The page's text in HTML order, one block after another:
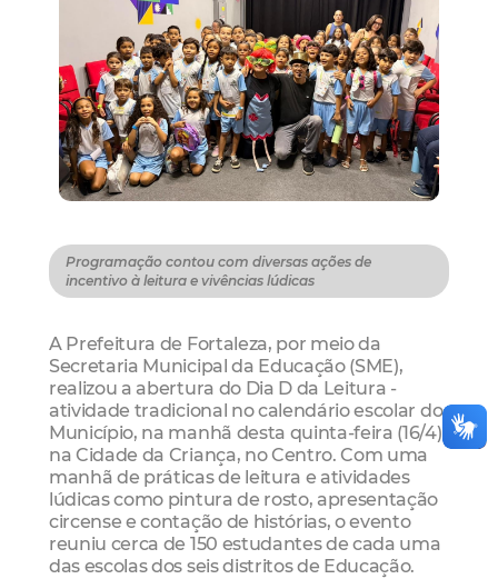
Programação contou com diversas ações de
incentivo à leitura e vivências lúdicas
A Prefeitura de Fortaleza, por meio da
Secretaria Municipal da Educação (SME),
realizou a abertura do Dia D da Leitura -
atividade tradicional no calendário escolar do
Município, na manhã desta quinta-feira (16/4),
na Cidade da Criança, no Centro. Com uma
manhã de práticas de leitura e atividades
lúdicas como pintura de rosto, apresentação
circense e contação de histórias, o evento
reuniu cerca de 150 estudantes de cada uma
das escolas dos seis distritos de Educação.